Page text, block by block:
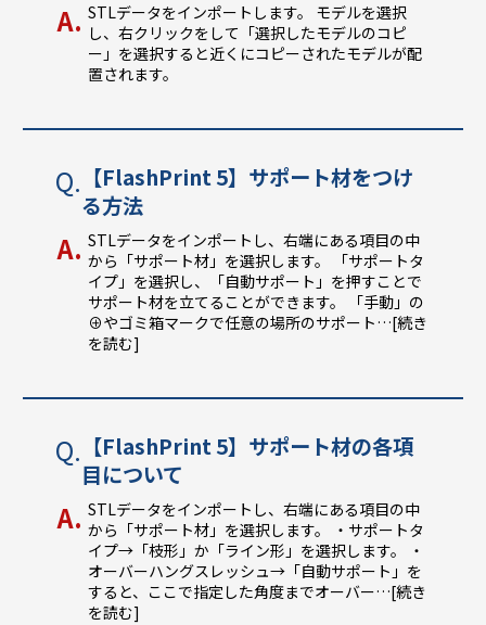
STLデータをインポートします。 モデルを選択
し、右クリックをして「選択したモデルのコピ
ー」を選択すると近くにコピーされたモデルが配
置されます。
【FlashPrint 5】サポート材をつけ
る方法
STLデータをインポートし、右端にある項目の中
から「サポート材」を選択します。 「サポートタ
イプ」を選択し、「自動サポート」を押すことで
サポート材を立てることができます。 「手動」の
⊕やゴミ箱マークで任意の場所のサポート…[続き
を読む]
【FlashPrint 5】サポート材の各項
目について
STLデータをインポートし、右端にある項目の中
から「サポート材」を選択します。 ・サポートタ
イプ→「枝形」か「ライン形」を選択します。 ・
オーバーハングスレッシュ→「自動サポート」を
すると、ここで指定した角度までオーバー…[続き
を読む]